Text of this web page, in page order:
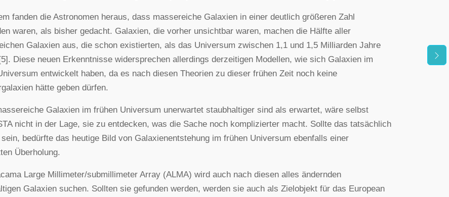
fanden die Astronomen heraus, dass massereiche Galaxien in einer deutlich größeren Zahl
waren, als bisher gedacht. Galaxien, die vorher unsichtbar waren, machen die Hälfte aller
Galaxien aus, die schon existierten, als das Universum zwischen 1,1 und 1,5 Milliarden Jahre
Diese neuen Erkenntnisse widersprechen allerdings derzeitigen Modellen, wie sich Galaxien im
entwickelt haben, da es nach diesen Theorien zu dieser frühen Zeit noch keine
hätte geben dürfen.
Galaxien im frühen Universum unerwartet staubhaltiger sind als erwartet, wäre selbst
nicht in der Lage, sie zu entdecken, was die Sache noch komplizierter macht. Sollte das tatsächlich
bedürfte das heutige Bild von Galaxienentstehung im frühen Universum ebenfalls einer
Überholung.
Large Millimeter/submillimeter Array (ALMA) wird auch nach diesen alles ändernden
Galaxien suchen. Sollten sie gefunden werden, werden sie auch als Zielobjekt für das European